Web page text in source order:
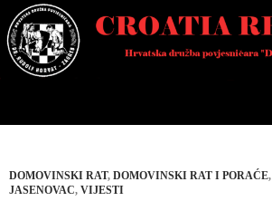
Skoči
do
sadržaja
DOMOVINSKI RAT, DOMOVINSKI RAT I PORAĆE,
JASENOVAC, VIJESTI